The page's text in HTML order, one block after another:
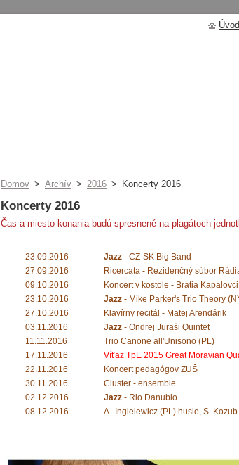
Domov > Archív > 2016 > Koncerty 2016
Koncerty 2016
Čas a miesto konania budú spresnené na plagátoch
23.09.2016 Jazz - CZ-SK Big Band
27.09.2016
Ricercata - Rezidenčný súbor
09.10.2016
Koncert v kostole - Bratia Kapalovci
23.10.2016
Jazz - Mike Parker's Trio Theory
27.10.2016
Klavírny recitál - Matej Arendárik
03.11.2016
Jazz - Ondrej Juraši Quintet
11.11.2016
Trio Canone all'Unisono (PL)
17.11.2016
Víťaz TpE 2015 Great Moravian
22.11.2016
Koncert pedagógov ZUŠ
30.11.2016
Cluster - ensemble
02.12.2016
Jazz - Rio Danubio
08.12.2016
A . Ingielewicz (PL) husle, S.